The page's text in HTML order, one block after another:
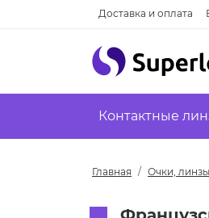
Доставка и оплата
Контактные
Главная Очки, линзы